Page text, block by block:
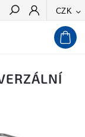
CZK
Hledat